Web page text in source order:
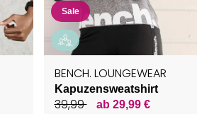
Sale
BENCH. LOUNGEWEAR
Kapuzensweatshirt
39,99 ab 29,99 €